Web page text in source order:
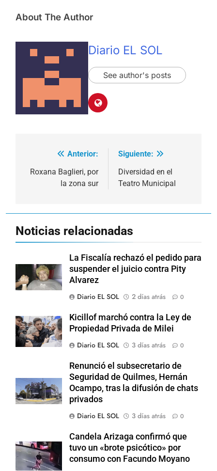
About The Author
Diario EL SOL
See author's posts
Navegación
de
Anterior:
Roxana Baglieri, por
la zona sur
Siguiente:
Diversidad en el
Teatro Municipal
Noticias relacionadas
La Fiscalía rechazó el pedido para
suspender el juicio contra Pity
Alvarez
Diario EL SOL
2 días atrás 0
Kicillof marchó contra la Ley de
Propiedad Privada de Milei
Diario EL SOL
3 días atrás 0
Renunció el subsecretario de
Seguridad de Quilmes, Hernán
Ocampo, tras la difusión de chats
privados
Diario EL SOL
3 días atrás 0
Candela Arizaga confirmó que
tuvo un «brote psicótico» por
consumo con Facundo Moyano